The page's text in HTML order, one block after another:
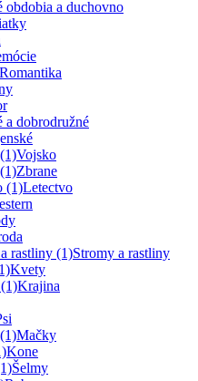
obdobia a duchovno
Romantika
a dobrodružné
Vojsko
Zbrane
Letectvo
Stromy a rastliny
Kvety
Krajina
Mačky
Kone
Šelmy